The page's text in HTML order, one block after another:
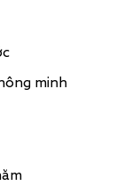
minh